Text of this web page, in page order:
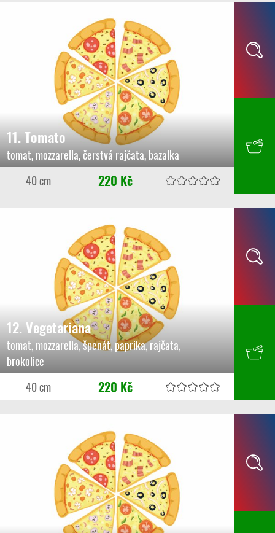
11. Tomato
tomat, mozzarella, čerstvá rajčata, bazalka
40 cm
220 Kč
12. Vegetariana
tomat, mozzarella, špenát, paprika, rajčata,
brokolice
40 cm
220 Kč